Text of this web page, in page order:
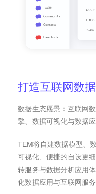
打造互联网数
数据生态愿景：互联网
擎、数据可视化与数据应
TEM将自建数据模型、
可视化、便捷的自设更
转服务与数据分析应用
化数据应用与互联网服